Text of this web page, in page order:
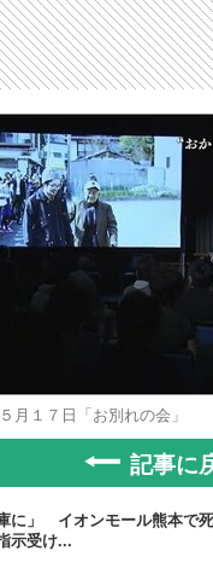
５月１７日「お別れの会」
記事に
庫に」 イオンモール熊本で
示受け...